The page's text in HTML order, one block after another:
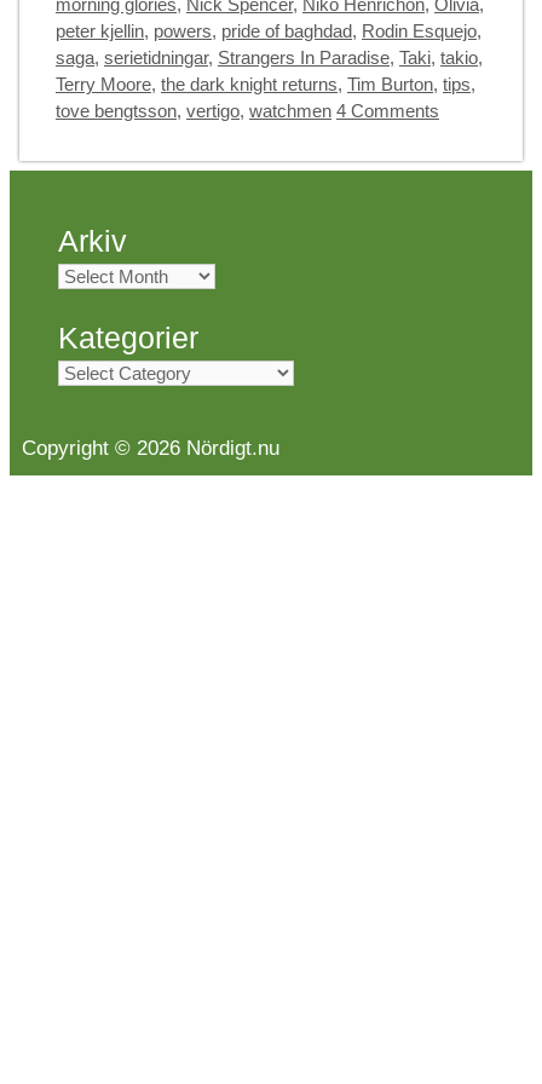
peter kjellin, powers, pride of baghdad, Rodin Esquejo,
saga, serietidningar, Strangers In Paradise, Taki, takio,
Terry Moore, the dark knight returns, Tim Burton, tips,
tove bengtsson, vertigo, watchmen 4 Comments
Arkiv
Arkiv
Kategorier
Kategorier
Copyright © 2026 Nördigt.nu